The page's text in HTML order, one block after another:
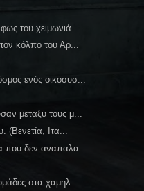
του χειμωνιά...
κόλπο του Αρ...
ενός οικοσυσ...
μεταξύ τους μ...
(Βενετία, Ιτα...
που δεν αναπαλα...
στα χαμηλ...